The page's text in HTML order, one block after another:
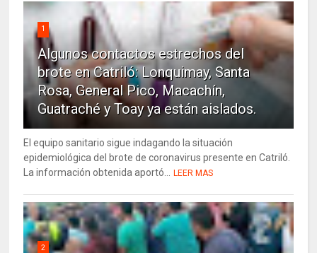
1
Algunos contactos estrechos del
brote en Catriló: Lonquimay, Santa
Rosa, General Pico, Macachín,
Guatraché y Toay ya están aislados.
El equipo sanitario sigue indagando la situación
epidemiológica del brote de coronavirus presente en Catriló.
La información obtenida aportó... LEER MAS
2